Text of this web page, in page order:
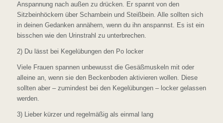
Anspannung nach außen zu drücken. Er spannt von den
Sitzbeinhöckern über Schambein und Steißbein. Alle sollten sich
in deinen Gedanken annähern, wenn du ihn anspannst. Es ist ein
bisschen wie den Urinstrahl zu unterbrechen.
2) Du lässt bei Kegelübungen den Po locker
Viele Frauen spannen unbewusst die Gesäßmuskeln mit oder
alleine an, wenn sie den Beckenboden aktivieren wollen. Diese
sollten aber – zumindest bei den Kegelübungen – locker gelassen
werden.
3) Lieber kürzer und regelmäßig als einmal lang